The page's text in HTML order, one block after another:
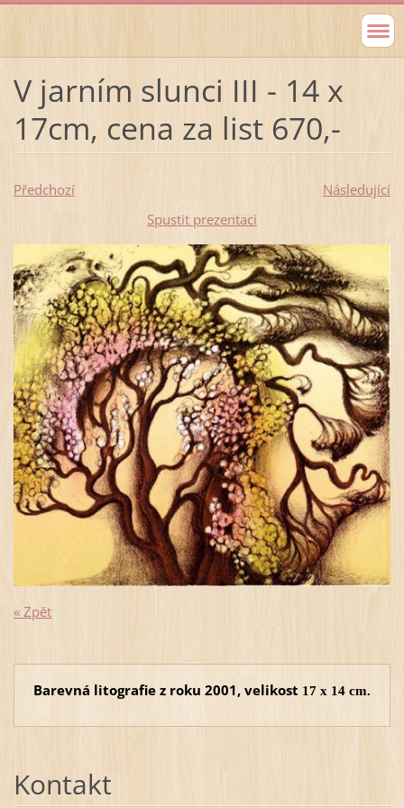
V jarním slunci III - 14 x
17cm, cena za list 670,-
Předchozí
Následující
Spustit prezentaci
« Zpět
Barevná litografie z roku 2001, velikost 17 x 14 cm.
Kontakt